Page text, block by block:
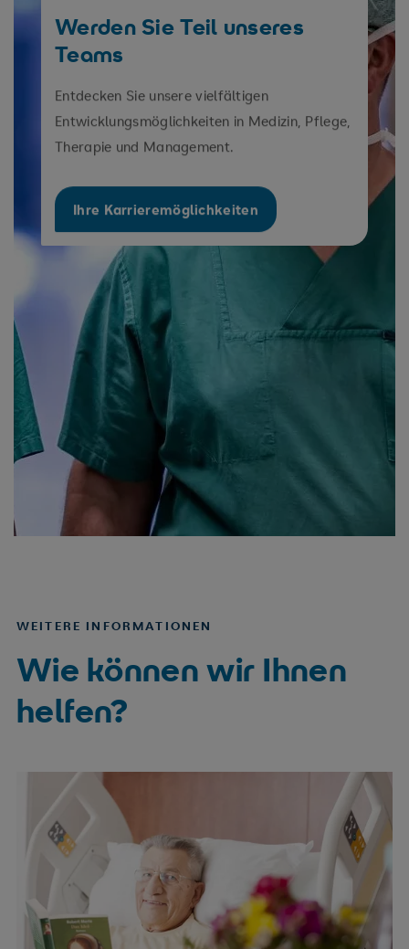
Werden Sie Teil unseres
Teams
Entdecken Sie unsere vielfältigen
Entwicklungsmöglichkeiten in Medizin, Pflege,
Therapie und Management.
Ihre Karrieremöglichkeiten
WEITERE INFORMATIONEN
Wie können wir Ihnen
helfen?